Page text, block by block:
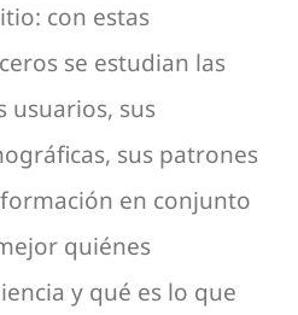
con estas
se estudian las
usuarios, sus
sus patrones
en conjunto
quiénes
y qué es lo que